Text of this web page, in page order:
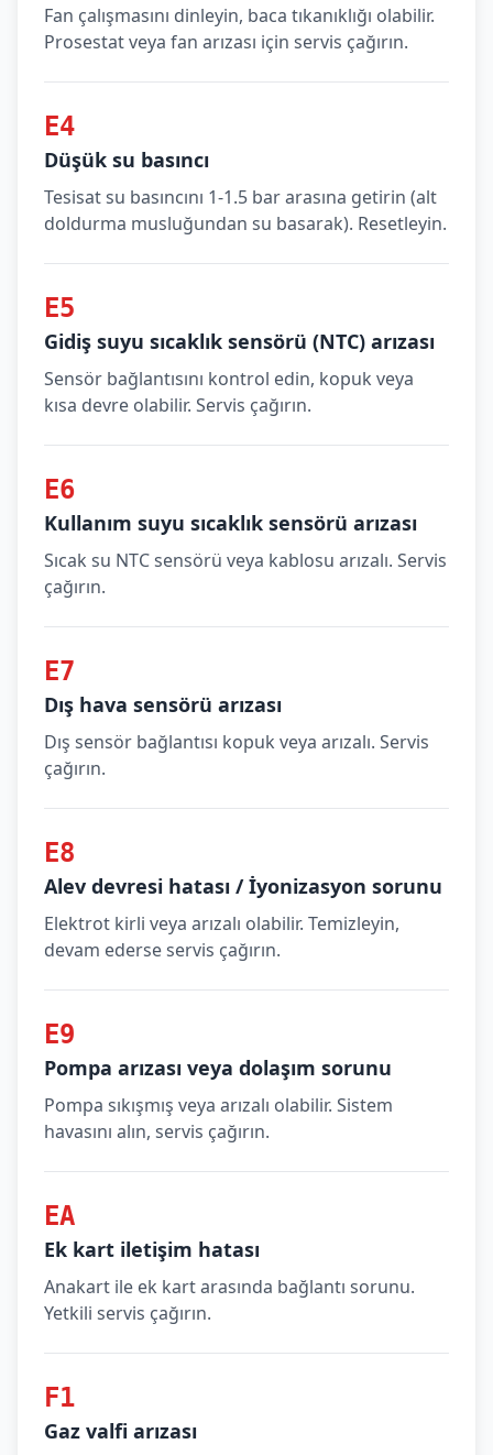
Fan çalışmasını dinleyin, baca tıkanıklığı olabilir.
Prosestat veya fan arızası için servis çağırın.
E4
Düşük su basıncı
Tesisat su basıncını 1-1.5 bar arasına getirin (alt
doldurma musluğundan su basarak). Resetleyin.
E5
Gidiş suyu sıcaklık sensörü (NTC) arızası
Sensör bağlantısını kontrol edin, kopuk veya
kısa devre olabilir. Servis çağırın.
E6
Kullanım suyu sıcaklık sensörü arızası
Sıcak su NTC sensörü veya kablosu arızalı. Servis
çağırın.
E7
Dış hava sensörü arızası
Dış sensör bağlantısı kopuk veya arızalı. Servis
çağırın.
E8
Alev devresi hatası / İyonizasyon sorunu
Elektrot kirli veya arızalı olabilir. Temizleyin,
devam ederse servis çağırın.
E9
Pompa arızası veya dolaşım sorunu
Pompa sıkışmış veya arızalı olabilir. Sistem
havasını alın, servis çağırın.
EA
Ek kart iletişim hatası
Anakart ile ek kart arasında bağlantı sorunu.
Yetkili servis çağırın.
F1
Gaz valfi arızası